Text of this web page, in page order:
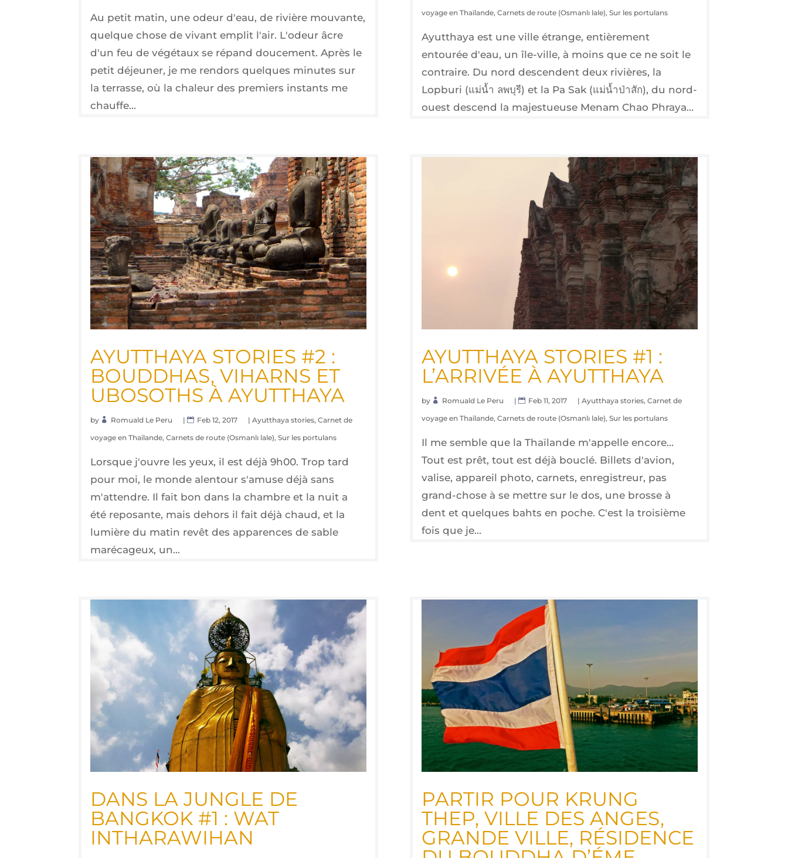
Au petit matin, une odeur d'eau, de rivière mouvante,
quelque chose de vivant emplit l'air. L'odeur âcre
d'un feu de végétaux se répand doucement. Après le
petit déjeuner, je me rendors quelques minutes sur
la terrasse, où la chaleur des premiers instants me
chauffe...
voyage en Thaïlande, Carnets de route (Osmanlı lale), Sur les portulans
Ayutthaya est une ville étrange, entièrement
entourée d'eau, un île-ville, à moins que ce ne soit le
contraire. Du nord descendent deux rivières, la
Lopburi (แม่น้ำ ลพบุรี) et la Pa Sak (แม่น้ำป่าสัก), du nord-
ouest descend la majestueuse Menam Chao Phraya...
AYUT­THAYA STO­RIES #2 :
BOUD­DHAS, VIHARNS ET
UBO­SOTHS À AYUTTHAYA
by Romuald Le Peru | Feb 12, 2017 |Ayutthaya stories,Carnet de
voyage en Thaïlande,Carnets de route (Osmanlı lale),Sur les portulans
Lorsque j'ouvre les yeux, il est déjà 9h00. Trop tard
pour moi, le monde alentour s'amuse déjà sans
m'attendre. Il fait bon dans la chambre et la nuit a
été reposante, mais dehors il fait déjà chaud, et la
lumière du matin revêt des apparences de sable
marécageux, un...
AYUT­THAYA STO­RIES #1 :
L’AR­RI­VÉE À AYUTTHAYA
by Romuald Le Peru | Feb 11, 2017 | Ayutthaya stories, Carnet de
voyage en Thaïlande, Carnets de route (Osmanlı lale), Sur les portulans
Il me semble que la Thaïlande m'appelle encore...
Tout est prêt, tout est déjà bouclé. Billets d'avion,
valise, appareil photo, carnets, enregistreur, pas
grand-chose à se mettre sur le dos, une brosse à
dent et quelques bahts en poche. C'est la troisième
fois que je...
DANS LA JUNGLE DE
BANG­KOK #1 : WAT
INTHARAWIHAN
PAR­TIR POUR KRUNG
THEP, VILLE DES ANGES,
GRANDE VILLE, RÉSI­DENCE